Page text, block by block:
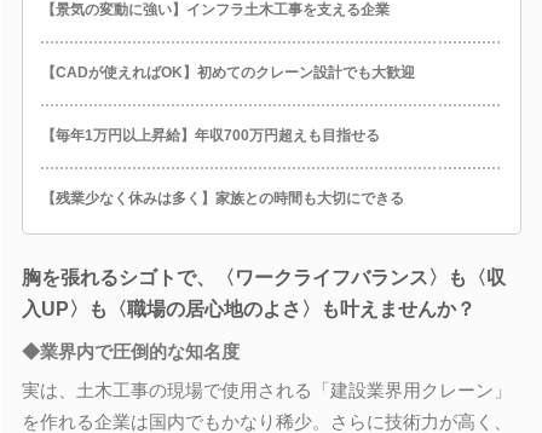
【景気の変動に強い】インフラ土木工事を支える企業
【CADが使えればOK】初めてのクレーン設計でも大歓迎
【毎年1万円以上昇給】年収700万円超えも目指せる
【残業少なく休みは多く】家族との時間も大切にできる
胸を張れるシゴトで、〈ワークライフバランス〉も〈収
入UP〉も〈職場の居心地のよさ〉も叶えませんか？
◆業界内で圧倒的な知名度
実は、土木工事の現場で使用される「建設業界用クレーン」
を作れる企業は国内でもかなり稀少。さらに技術力が高く、